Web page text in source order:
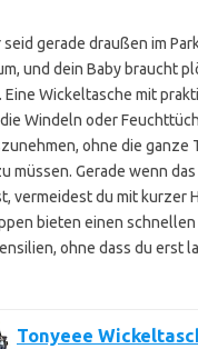
gerade draußen im
und dein Baby braucht
Wickeltasche mit
Windeln oder
ohne die ganze
müssen. Gerade wenn
vermeidest du mit kurzer
bieten einen
ohne dass du erst
Tonyeee